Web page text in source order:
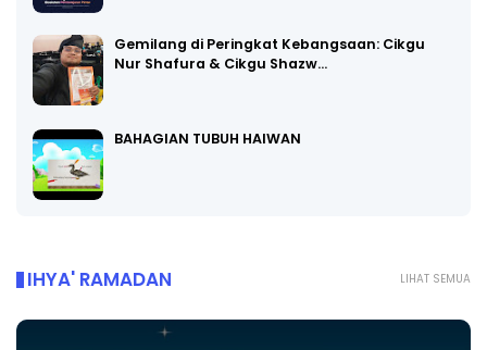
Gemilang di Peringkat Kebangsaan: Cikgu
Nur Shafura & Cikgu Shazw…
BAHAGIAN TUBUH HAIWAN
LIHAT SEMUA
IHYA' RAMADAN